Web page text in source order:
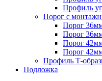
Профиль
Порог с
Порог
Порог
Порог
Порог
Профиль Т-
Подложка